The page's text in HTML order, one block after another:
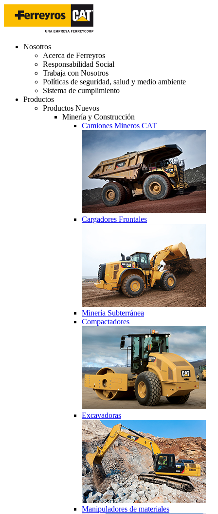
Nosotros
Acerca de Ferreyros
Responsabilidad Social
Trabaja con Nosotros
Políticas de seguridad, salud y medio ambiente
Sistema de cumplimiento
Productos
Productos Nuevos
Minería y Construcción
Camiones Mineros CAT
Cargadores Frontales
Minería Subterránea
Compactadores
Excavadoras
Manipuladores de materiales